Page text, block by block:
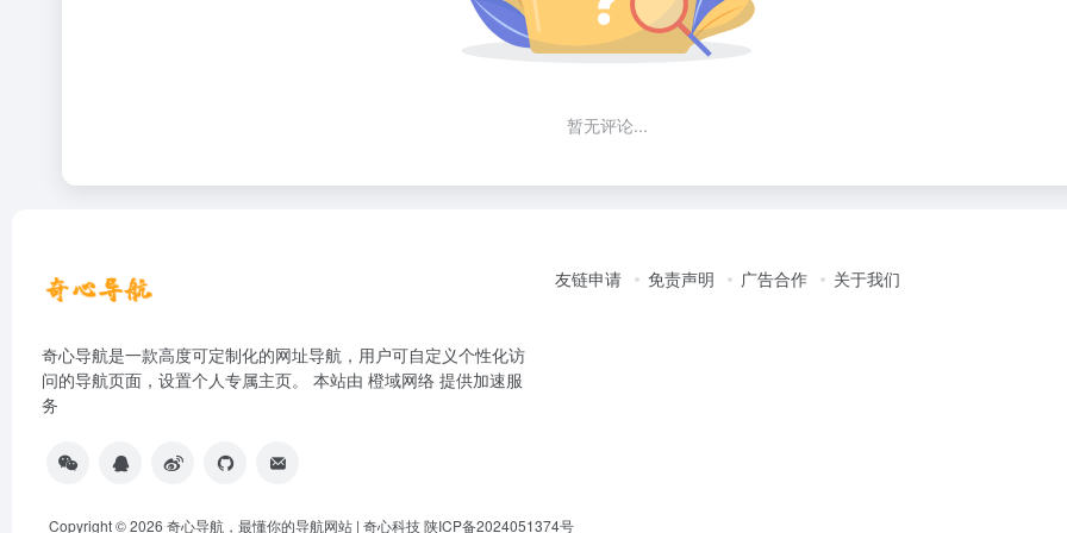
暂无评论...
奇心导航是一款高度可定制化的网址导航，用户可自定义个性化访
问的导航页面，设置个人专属主页。 本站由 橙域网络 提供加速服
务
友链申请 免责声明 广告合作 关于我们
Copyright © 2026 奇心导航，最懂你的导航网站 | 奇心科技陕ICP备2024051374号